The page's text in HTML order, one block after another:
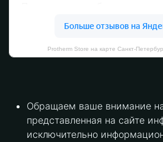
Protherm Store на карте
Обращаем ваше внимание
представленная на сайте
исключительно